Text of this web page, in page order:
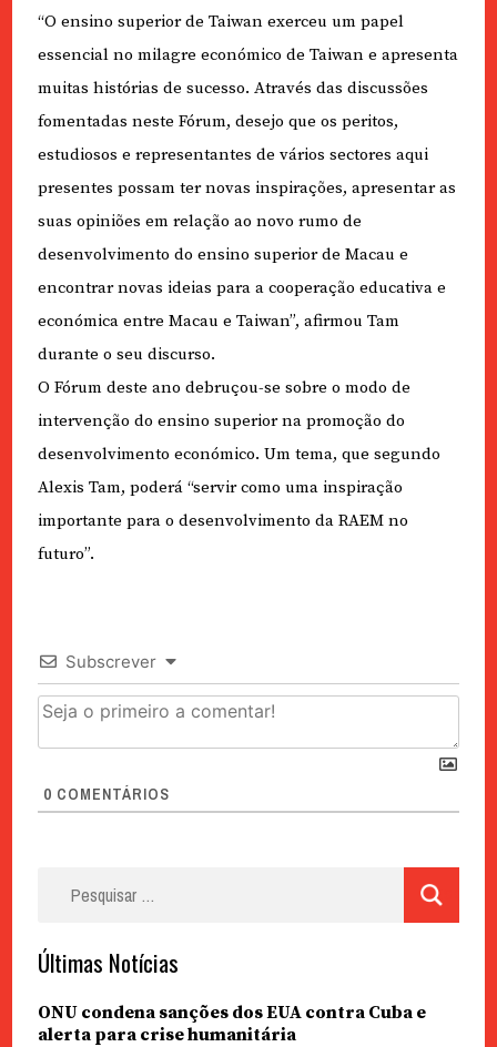
“O ensino superior de Taiwan exerceu um papel
essencial no milagre económico de Taiwan e apresenta
muitas histórias de sucesso. Através das discussões
fomentadas neste Fórum, desejo que os peritos,
estudiosos e representantes de vários sectores aqui
presentes possam ter novas inspirações, apresentar as
suas opiniões em relação ao novo rumo de
desenvolvimento do ensino superior de Macau e
encontrar novas ideias para a cooperação educativa e
económica entre Macau e Taiwan”, afirmou Tam
durante o seu discurso.
O Fórum deste ano debruçou-se sobre o modo de
intervenção do ensino superior na promoção do
desenvolvimento económico. Um tema, que segundo
Alexis Tam, poderá “servir como uma inspiração
importante para o desenvolvimento da RAEM no
futuro”.
Subscrever
0 COMENTÁRIOS
Últimas Notícias
ONU condena sanções dos EUA contra Cuba e
alerta para crise humanitária